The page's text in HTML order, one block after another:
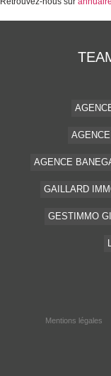
AGENCE
GAILLARD
GESTIMMO
Mentions légales